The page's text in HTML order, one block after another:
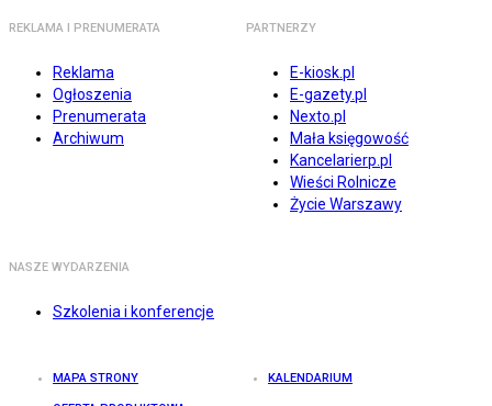
REKLAMA I PRENUMERATA
Reklama
Ogłoszenia
Prenumerata
Archiwum
PARTNERZY
E-kiosk.pl
E-gazety.pl
Nexto.pl
Mała księgowość
Kancelarierp.pl
Wieści Rolnicze
Życie Warszawy
NASZE WYDARZENIA
Szkolenia i konferencje
MAPA STRONY KALENDARIUM